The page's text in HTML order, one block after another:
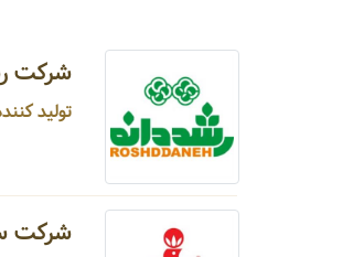
شرکت
تولید کننده مکمل دامی، کنسانتره دامی، دان و
شرکت